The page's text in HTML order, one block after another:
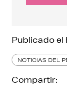
Publicado el
NOTICIAS DEL
Compartir: